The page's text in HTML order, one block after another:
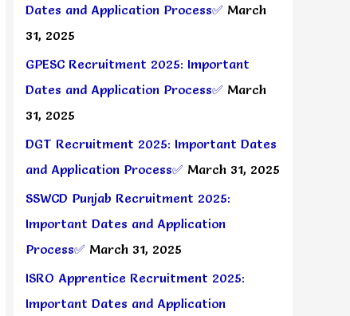
Dates and Application Process✅ March
31, 2025
GPESC Recruitment 2025: Important
Dates and Application Process✅ March
31, 2025
DGT Recruitment 2025: Important Dates
and Application Process✅ March 31, 2025
SSWCD Punjab Recruitment 2025:
Important Dates and Application
Process✅ March 31, 2025
ISRO Apprentice Recruitment 2025:
Important Dates and Application